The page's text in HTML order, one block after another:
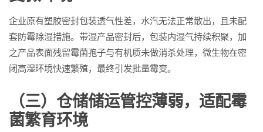
企业原有塑胶密封包装透气性差，水汽无法正常散出，且未配
套防霉除湿措施。带湿产品密封后，包装内湿气持续积聚，加
之产品表面残留霉菌孢子与有机质未做消杀处理，微生物在密
闭高湿环境快速繁殖，最终引发批量霉变。
（三）仓储储运管控薄弱，适配霉
菌繁育环境